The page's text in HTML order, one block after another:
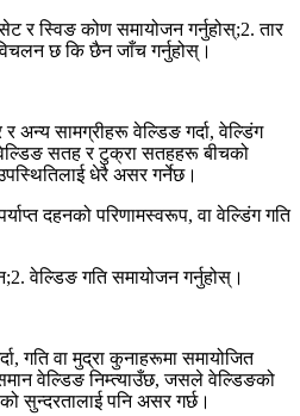
र स्विङ कोण समायोजन गर्नुहोस्;2. तार
छ कि छैन जाँच गर्नुहोस्।
अन्य सामग्रीहरू वेल्डिङ गर्दा, वेल्डिंग
सतह र टुक्रा सतहहरू बीचको
धेरै असर गर्नेछ।
दहनको परिणामस्वरूप, वा वेल्डिंग गति
वेल्डिङ गति समायोजन गर्नुहोस्।
गति वा मुद्रा कुनाहरूमा समायोजित
वेल्डिङ निम्त्याउँछ, जसले वेल्डिङको
सुन्दरतालाई पनि असर गर्छ।